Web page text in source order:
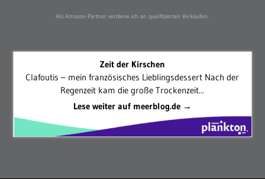
Als Amazon-Partner verdiene ich an qualifizierten Verkäufen.
Zeit der Kirschen
Clafoutis – mein französisches Lieblingsdessert Nach der
Regenzeit kam die große Trockenzeit...
Lese weiter auf meerblog.de →